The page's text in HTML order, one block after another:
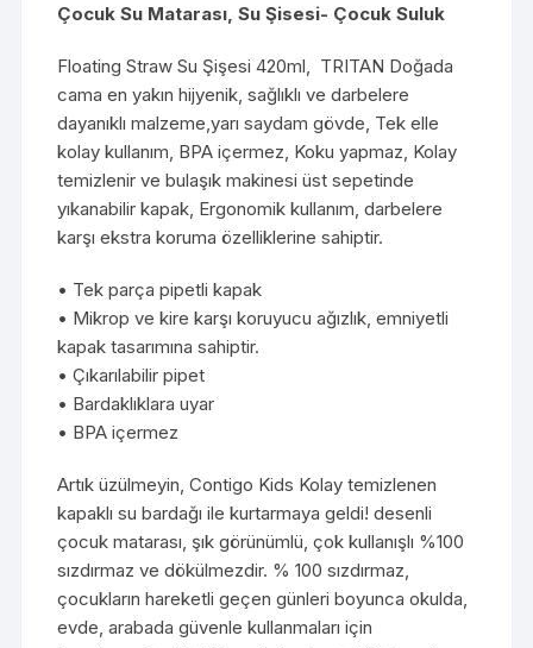
Çocuk Su Matarası, Su Şisesi- Çocuk Suluk
Floating Straw Su Şişesi 420ml, TRITAN Doğada
cama en yakın hijyenik, sağlıklı ve darbelere
dayanıklı malzeme,yarı saydam gövde, Tek elle
kolay kullanım, BPA içermez, Koku yapmaz, Kolay
temizlenir ve bulaşık makinesi üst sepetinde
yıkanabilir kapak, Ergonomik kullanım, darbelere
karşı ekstra koruma özelliklerine sahiptir.
• Tek parça pipetli kapak
• Mikrop ve kire karşı koruyucu ağızlık, emniyetli
kapak tasarımına sahiptir.
• Çıkarılabilir pipet
• Bardaklıklara uyar
• BPA içermez
Artık üzülmeyin, Contigo Kids Kolay temizlenen
kapaklı su bardağı ile kurtarmaya geldi! desenli
çocuk matarası, şık görünümlü, çok kullanışlı %100
sızdırmaz ve dökülmezdir. % 100 sızdırmaz,
çocukların hareketli geçen günleri boyunca okulda,
evde, arabada güvenle kullanmaları için